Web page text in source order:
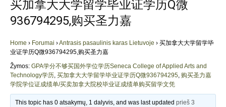
买加拿大大学留学毕业证学历Q微
936794295,购买圣力嘉
Home › Forumai ›Antrasis pasaulinis karas Lietuvoje › 买加拿大大学留学毕
业证学历Q微936794295,购买圣力嘉
Žymos: GPA学分不够买国外学位学历Seneca College of Applied Arts and
Technology学历, 买加拿大大学留学毕业证学历Q微936794295, 购买圣力嘉
学院学位证成绩单/买卖加拿大院校毕业证成绩单购买留学文凭
This topic has 0 atsakymų, 1 dalyvis, and was last updatedprieš 3